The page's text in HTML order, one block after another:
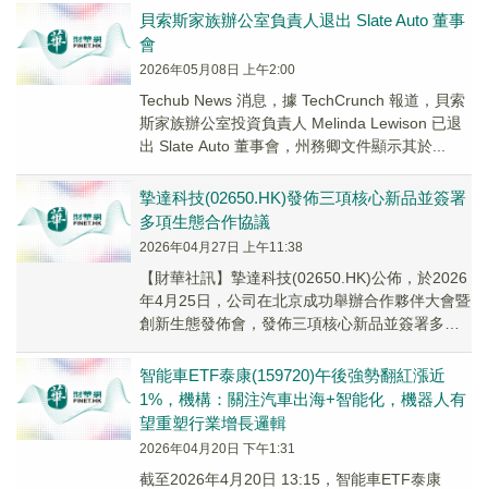
貝索斯家族辦公室負責人退出 Slate Auto 董事
會
2026年05月08日 上午2:00
Techub News 消息，據 TechCrunch 報道，貝索
斯家族辦公室投資負責人 Melinda Lewison 已退
出 Slate Auto 董事會，州務卿文件顯示其於...
摯達科技(02650.HK)發佈三項核心新品並簽署
多項生態合作協議​
2026年04月27日 上午11:38
​【財華社訊】摯達科技(02650.HK)公佈，於2026
年4月25日，公司在北京成功舉辦合作夥伴大會暨
創新生態發佈會，發佈三項核心新品並簽署多項
智能車ETF泰康(159720)午後強勢翻紅漲近
1%，機構：關注汽車出海+智能化，機器人有
望重塑行業增長邏輯
2026年04月20日 下午1:31
截至2026年4月20日 13:15，智能車ETF泰康